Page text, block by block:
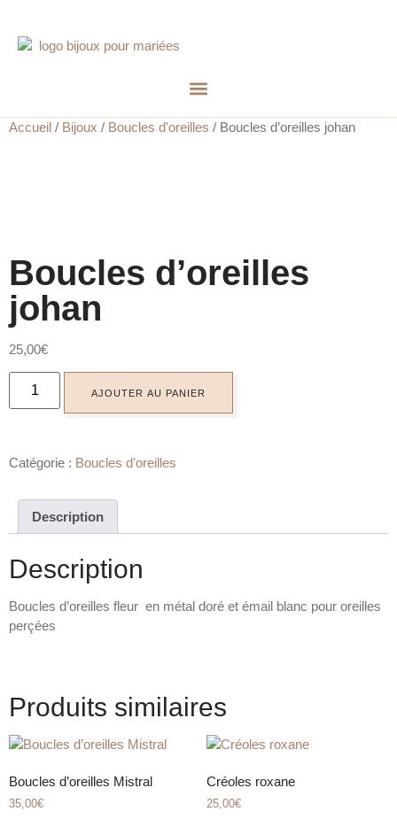
Accueil / Bijoux / Boucles d'oreilles / Boucles d’oreilles johan
Boucles d’oreilles
johan
25,00€
AJOUTER AU PANIER
Catégorie : Boucles d'oreilles
Description
Description
Boucles d’oreilles fleur en métal doré et émail blanc pour oreilles
perçées
Produits similaires
Boucles d’oreilles Mistral
35,00€
Créoles roxane
25,00€